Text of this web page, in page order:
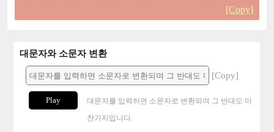
[Copy]
대문자와 소문자 변환
[Copy]
Play
대문자를 입력하면 소문자로 변환되며 그 반대도 마
찬가지입니다.